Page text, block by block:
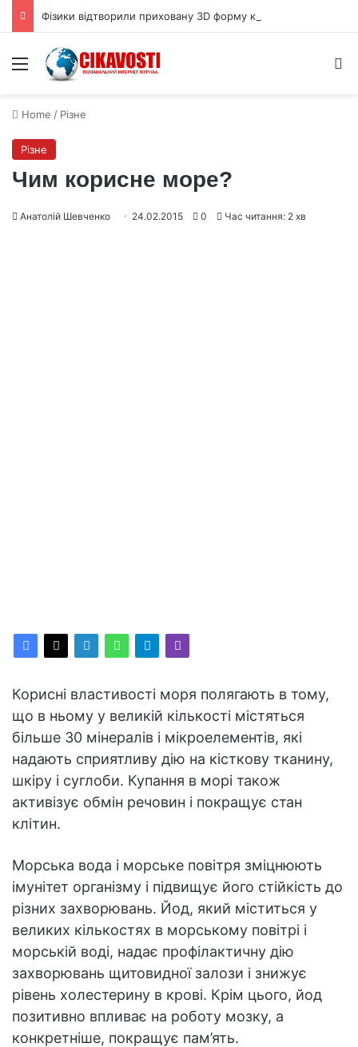
Menu
Home / Різне
Різне
Чим корисне море?
Анатолій Шевченко 24.02.2015 0 Час читання: 2 хв
Корисні властивості моря полягають в тому,
що в ньому у великій кількості містяться
більше 30 мінералів і мікроелементів, які
надають сприятливу дію на кісткову тканину,
шкіру і суглоби. Купання в морі також
активізує обмін речовин і покращує стан
клітин.
Морська вода і морське повітря зміцнюють
імунітет організму і підвищує його стійкість до
різних захворювань. Йод, який міститься у
великих кількостях в морському повітрі і
морській воді, надає профілактичну дію
захворювань щитовидної залози і знижує
рівень холестерину в крові. Крім цього, йод
позитивно впливає на роботу мозку, а
конкретніше, покращує пам’ять.